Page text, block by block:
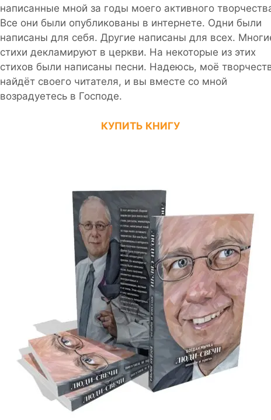
написанные мной за годы моего активного
Все они были опубликованы в интернете. Одни были
написаны для себя. Другие написаны для всех.
стихи декламируют в церкви. На некоторые из этих
стихов были написаны песни. Надеюсь, моё
найдёт своего читателя, и вы вместе со мной
возрадуетесь в Господе.
КУПИТЬ КНИГУ